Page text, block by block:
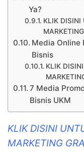
Ya?
KLIK DISINI
Media Online
Bisnis
KLIK
7 Media
Bisnis UKM
KLIK DISINI
MARKETING